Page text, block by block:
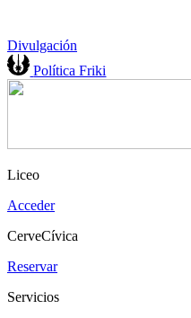
Divulgación
Política Friki
Liceo
Acceder
CerveCívica
Reservar
Servicios